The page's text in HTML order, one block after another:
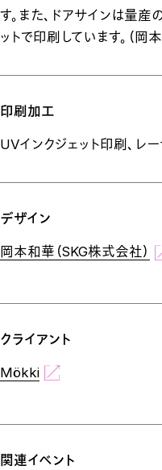
す。また、ドアサインは量
ットで印刷しています。（岡
印刷加工
UVインクジェット印刷、レ
デザイン
岡本和華（SKG株式会社）
クライアント
Mökki
関連イベント